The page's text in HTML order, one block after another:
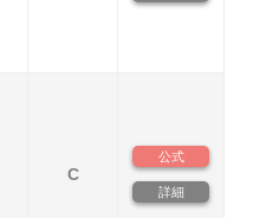
C
公式
詳細